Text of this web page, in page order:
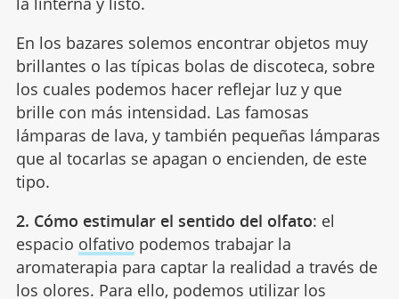
En los bazares solemos encontrar objetos muy
brillantes o las típicas bolas de discoteca, sobre
los cuales podemos hacer reflejar luz y que
brille con más intensidad. Las famosas
lámparas de lava, y también pequeñas lámparas
que al tocarlas se apagan o encienden, de este
tipo.
2. Cómo estimular el sentido del olfato: el
espacio olfativo podemos trabajar la
aromaterapia para captar la realidad a través de
los olores. Para ello, podemos utilizar los